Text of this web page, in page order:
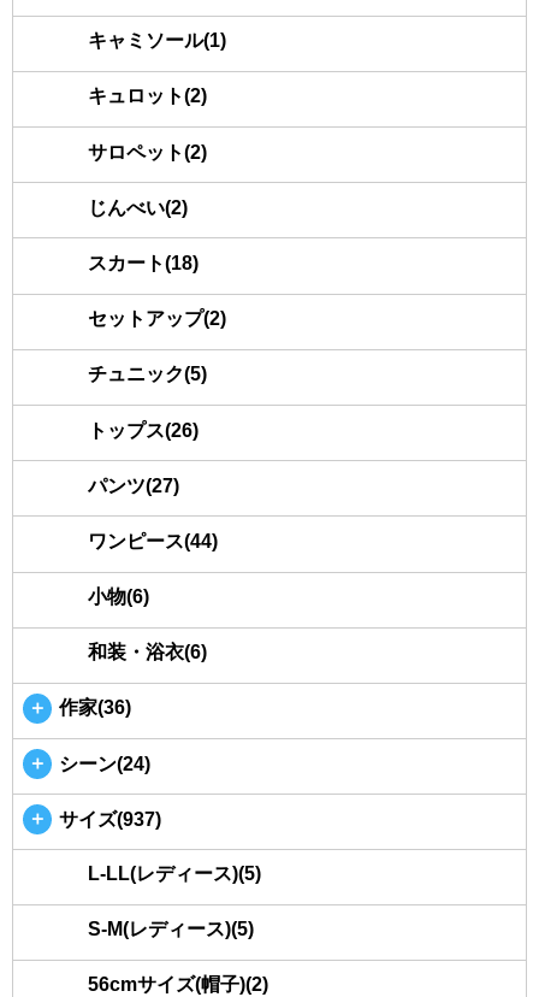
キャミソール(1)
キュロット(2)
サロペット(2)
じんべい(2)
スカート(18)
セットアップ(2)
チュニック(5)
トップス(26)
パンツ(27)
ワンピース(44)
小物(6)
和装・浴衣(6)
＋ 作家(36)
＋ シーン(24)
＋ サイズ(937)
L-LL(レディース)(5)
S-M(レディース)(5)
56cmサイズ(帽子)(2)